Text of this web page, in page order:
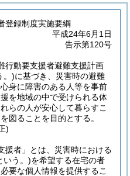
登録制度実施要綱
平成24年6月1日
告示第120号
行動要支援者避難支援計画
。)に基づき、災害時の避難
身に障害のある人等を事前
を地域の中で受けられる体
らの人が安心して暮らすこ
図ることを目的とする。
)
援者」とは、災害時における
いう。)を希望する在宅の者
要な個人情報を提供するこ